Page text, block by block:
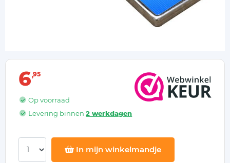
6 95
Op voorraad
Levering binnen2 werkdagen
In mijn winkelmandje